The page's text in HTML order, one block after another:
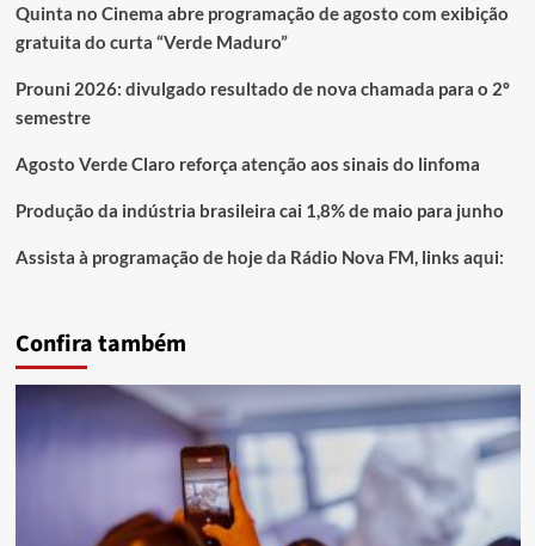
Quinta no Cinema abre programação de agosto com exibição
gratuita do curta “Verde Maduro”
Prouni 2026: divulgado resultado de nova chamada para o 2º
semestre
Agosto Verde Claro reforça atenção aos sinais do linfoma
Produção da indústria brasileira cai 1,8% de maio para junho
Assista à programação de hoje da Rádio Nova FM, links aqui:
Confira também